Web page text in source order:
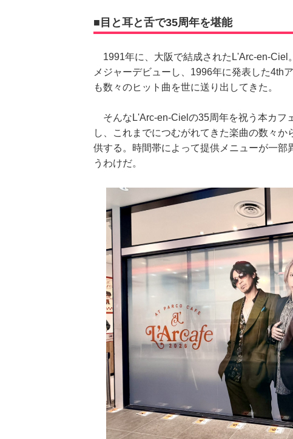
■目と耳と舌で35周年を堪能
1991年に、大阪で結成されたL'Arc-en-Ciel
メジャーデビューし、1996年に発表した4th
も数々のヒット曲を世に送り出してきた。
そんなL'Arc-en-Cielの35周年を祝う本カフ
し、これまでにつむがれてきた楽曲の数々
供する。時間帯によって提供メニューが一
うわけだ。